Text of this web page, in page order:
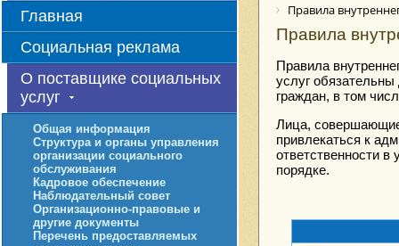
Главная
Социальная реклама
О поставщике социальных
услуг
Общая информация
Структура и органы управления
организации социального
обслуживания
Кадровое обеспечение
Наблюдательный совет
Организационно-правовые и
другие документы
Перечень предоставляемых
Правила
Правила
Правила
услуг
граждан, в том
Лица,
привлекаться к
ответственности в
порядке.